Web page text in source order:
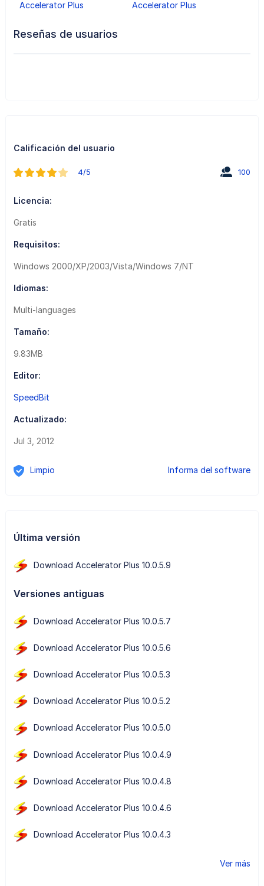
Accelerator Plus Accelerator Plus
Reseñas de usuarios
Calificación del usuario
4/5 100
Licencia:
Gratis
Requisitos:
Windows 2000/XP/2003/Vista/Windows 7/NT
Idiomas:
Multi-languages
Tamaño:
9.83MB
Editor:
SpeedBit
Actualizado:
Jul 3, 2012
Limpio Informa del software
Última versión
Download Accelerator Plus 10.0.5.9
Versiones antiguas
Download Accelerator Plus 10.0.5.7
Download Accelerator Plus 10.0.5.6
Download Accelerator Plus 10.0.5.3
Download Accelerator Plus 10.0.5.2
Download Accelerator Plus 10.0.5.0
Download Accelerator Plus 10.0.4.9
Download Accelerator Plus 10.0.4.8
Download Accelerator Plus 10.0.4.6
Download Accelerator Plus 10.0.4.3
Ver más